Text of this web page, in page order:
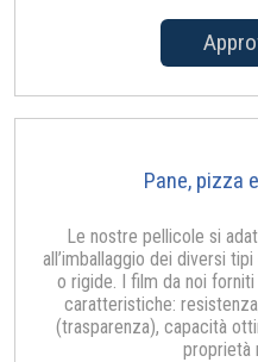
Pane, pizza
Le nostre pellicole si
all’imballaggio dei diversi
o rigide. I film da noi
caratteristiche:
(trasparenza), capacità
proprietà